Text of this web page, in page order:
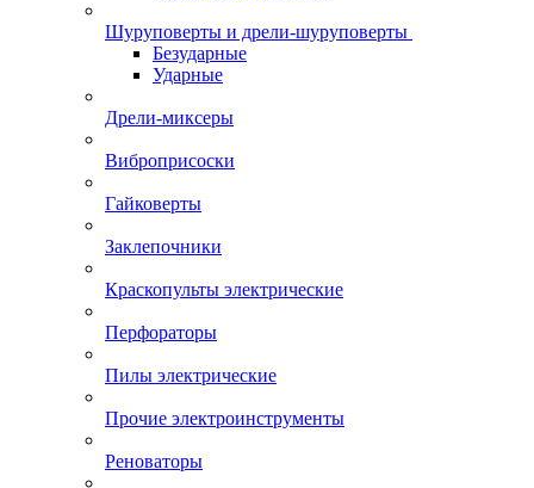
Шуруповерты и дрели-шуруповерты
Безударные
Ударные
Дрели-миксеры
Виброприсоски
Гайковерты
Заклепочники
Краскопульты электрические
Перфораторы
Пилы электрические
Прочие электроинструменты
Реноваторы